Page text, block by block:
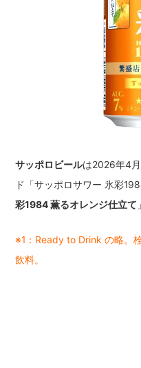
サッポロビールは2026年4
ド「サッポロサワー 氷彩
彩1984 薫るオレンジ仕立て
※1：Ready to Drink の略。
飲料。